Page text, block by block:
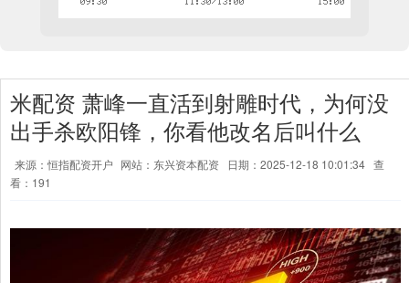
米配资 萧峰一直活到射雕时代，为何没
出手杀欧阳锋，你看他改名后叫什么
来源：恒指配资开户 网站：东兴资本配资 日期：2025-12-18 10:01:34 查
看：191